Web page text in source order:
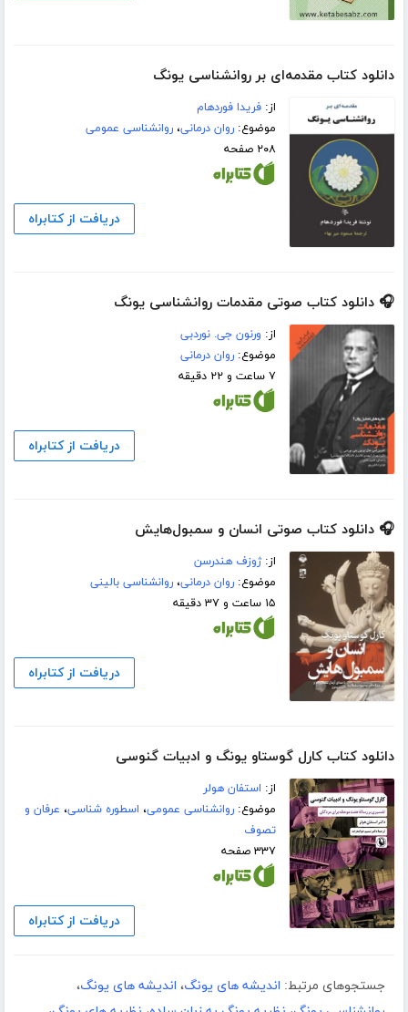
دانلود کتاب مقدمه‌ای بر روانشناسى یونگ
از:فریدا فوردهام
موضوع:روان درمانی،روانشناسی عمومی
۲۰۸ صفحه
دریافت از کتابراه
🎧 دانلود کتاب صوتی مقدمات روانشناسی یونگ
از: ورنون جی. نوردبی
موضوع:روان درمانی
۷ ساعت و ۲۲ دقیقه
دریافت از کتابراه
🎧 دانلود کتاب صوتی انسان و سمبول‌هایش
از:ژوزف هندرسن
موضوع:روان درمانی،روانشناسی بالینی
۱۵ ساعت و ۳۷ دقیقه
دریافت از کتابراه
دانلود کتاب کارل گوستاو یونگ و ادبیات گنوسی
از: استفان هولر
موضوع:روانشناسی عمومی، اسطوره شناسی، عرفان و
تصوف
۳۳۷ صفحه
دریافت از کتابراه
جستجوهای مرتبط: اندیشه های یونگ، اندیشه های یونگ،